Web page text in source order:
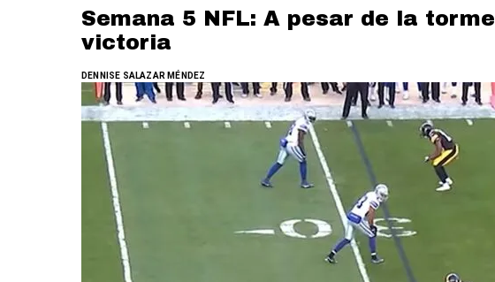
Semana 5 NFL: A pesar de la
victoria
DENNISE SALAZAR MÉNDEZ